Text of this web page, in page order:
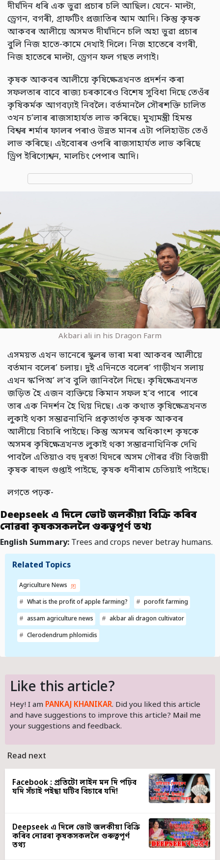
দীৰ্ঘদিন ধৰি এক ভুৱা প্ৰচাৰ চলি আছিল। যেনে- মাল্টা,
ড্ৰেগন, বগৰী, গ্ৰাফটিং প্ৰজাতিৰ আম আদি। কিন্তু কৃষক
আকবৰ আলীয়ে অসমত দীৰ্ঘদিনে চলি অহা ভুৱা প্ৰচাৰ
বুলি নিজ হাতে-কামে দেখাই দিলে। নিজ হাতেৰে বগৰী,
নিজ হাতেৰে মাল্টা, ড্ৰেগন ফল গছত লগাই।
কৃষক আকবৰ আলীয়ে কৃষিক্ষেত্ৰখনত প্ৰদৰ্শন কৰা
সফলতাৰ বাবে ৰাজ্য চৰকাৰেও বিশেষ সুবিধা দিছে তেওঁৰ
কৃষিকৰ্মক আগবঢ়াই নিবলৈ। বৰ্তমানলৈ সৌৰশক্তি চালিত
৩খন চ’লাৰ ৰাজসাহাৰ্যত লাভ কৰিছে। মুখ্যমন্ত্ৰী হিমন্ত
বিশ্বৰ শৰ্মাৰ ফালৰ পৰাও উন্নত মানৰ এটা পলিহাউচ তেওঁ
লাভ কৰিছে। এইবোৰৰ ওপৰি ৰাজসাহাৰ্যত লাভ কৰিছে
ড্ৰিপ ইৰিগ্যেশ্বন, মালচিং পেপাৰ আদি।
Akbari ali in his Dragon Farm
এসময়ত এখন ভানেৰে স্কুলৰ ভাৰা মৰা আকবৰ আলীয়ে
বৰ্তমান বলেৰ’ চলায়। দুই এদিনতে বলেৰ’ গাড়ীখন সলায়
এখন স্ক’পিঅ’ ল’ব বুলি জানিবলৈ দিছে। কৃষিক্ষেত্ৰখনত
জড়িত হৈ এজন ব্যক্তিয়ে কিমান সফল হ’ব পাৰে পাৰে
তাৰ এক নিদৰ্শন হৈ থিয় দিছে। এক কথাত কৃষিক্ষেত্ৰখনত
লুকাই থকা সম্ভাৱনাখিনি প্ৰকৃতাৰ্থত কৃষক আকবৰ
আলীয়ে বিচাৰি পাইছে। কিন্তু অসমৰ অধিকাংশ কৃষকে
অসমৰ কৃষিক্ষেত্ৰখনত লুকাই থকা সম্ভাৱনাখিনিক দেখি
পাবলৈ এতিয়াও বহু দূৰত! যিদৰে অসম গৌৰৱ বঁটা বিজয়ী
কৃষক ৰাহুল গুপ্তাই পাইছে, কৃষক ধনীৰাম চেতিয়াই পাইছে।
লগতে পঢ়ক-
Deepseek এ দিলে ভোট জলকীয়া বিক্ৰি কৰিব
নোৱৰা কৃষকসকললৈ গুৰুত্বপূৰ্ণ তথ্য
English Summary: Trees and crops never betray humans.
Related Topics
Agriculture News
What is the profit of apple farming? porofit farming
assam agriculture news akbar ali dragon cultivator
Clerodendrum phlomidis
Like this article?
Hey! I am PANKAJ KHANIKAR. Did you liked this article
and have suggestions to improve this article? Mail me
your suggestions and feedback.
Read next
Facebook : প্ৰতিটো লাইন মন দি পঢ়িব
যদি সঁচাই পইছা ঘটিব বিচাৰে যদি!
Deepseek এ দিলে ভোট জলকীয়া বিক্ৰি
কৰিব নোৱৰা কৃষকসকললৈ গুৰুত্বপূৰ্ণ
তথ্য